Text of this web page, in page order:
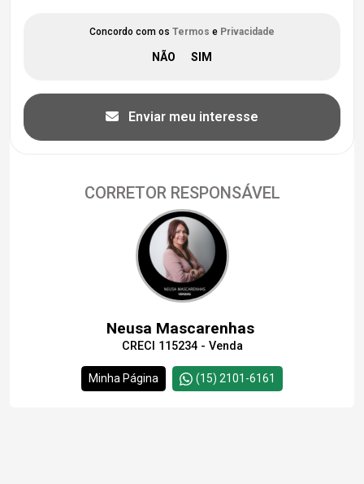
Concordo com os Termos e Privacidade
Enviar meu interesse
CORRETOR RESPONSÁVEL
Neusa Mascarenhas
CRECI 115234 - Venda
Minha Página (15) 2101-6161